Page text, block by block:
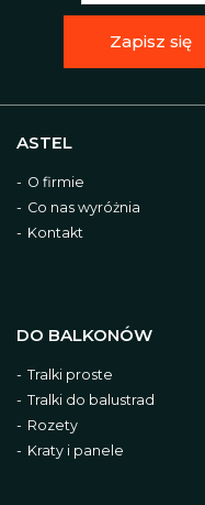
ASTEL
O firmie
Co nas wyróżnia
Kontakt
DO BALKONÓW
Tralki proste
Tralki do balustrad
Rozety
Kraty i panele
Zapisz się